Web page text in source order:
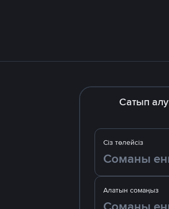
Сатып алу
Сіз төлейсіз
Алатын сомаңыз